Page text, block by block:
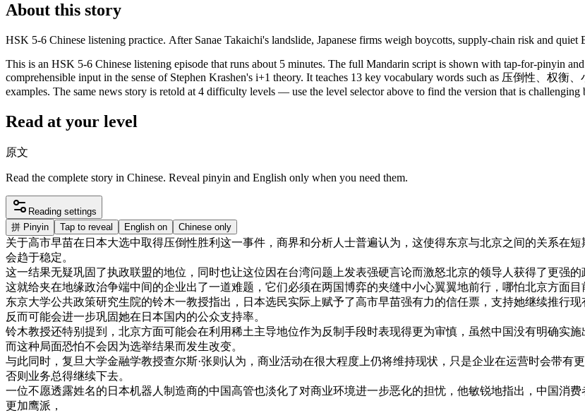
About this story
HSK 5-6 Chinese listening practice. After Sanae Takaichi's landslide, Japanese firms weigh boycotts, supply-chain risk and quiet
This is an HSK 5-6 Chinese listening episode that runs about 5 minutes. The full Mandarin script is shown with tap-for-pinyin
comprehensible input in the sense of Stephen Krashen's i+1 theory. It teaches 13 key vocabulary words such as 压倒性、权衡
examples. The same news story is retold at 4 difficulty levels — use the level selector above to find the version that is challenging
Read at your level
原文
Read the complete story in Chinese. Reveal pinyin and English only when you need them.
Reading settings
拼 Pinyin Tap to reveal English on Chinese only
关于高市早苗在 日本大选中取得压倒性胜利 这一事件 ， 商界和分析人士普遍认为 ， 这使得东京与北京之间的关系在短
会趋于稳定。
这一结果无疑巩固 了执政联盟的地位 ， 同时也让这位因在台湾问题 上发表强硬言论而激怒北京的领导 人 获得了更强的
这就给夹在地缘政治争端中间的企业出了一道难题 ， 它们必须在两国博弈的夹缝中小心翼翼地前行 ， 哪怕北京方面目
东京大学公共政策研究生院的铃木一教授指出 ， 日本选民实际 上赋予了高市早苗强有力的信任票 ， 支持她继续推行现
反而可能会进一步巩固她在 日本国内的公众支持率。
铃木教授还特别 提到 ， 北京方面可能会在利用稀土主导地位作为反制 手段时表现得更为审慎 ， 虽然中国没有明确实施
而这种局面恐怕不会因为选举结果而发生改变。
与此同时 ， 复旦大学金融学教授查尔斯·张则 认为 ， 商业活动在很大程度上仍将维持现状 ， 只是企业在运营时会带有
否则 业务总得继续下去。
一位不愿透露姓名的 日本机器 人 制造商的中国高管也淡化了对商业环境进一步恶化的担忧 ， 他敏锐地指出 ， 中国消费
更加鹰派 ，